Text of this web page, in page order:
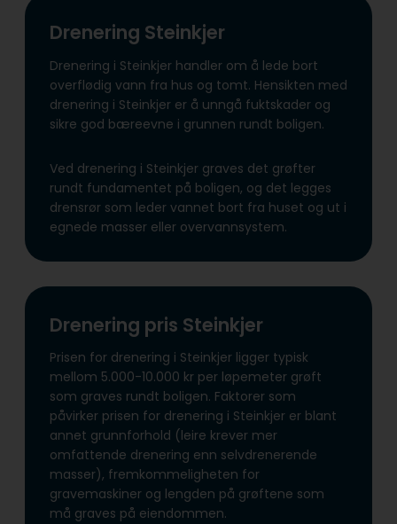
Drenering Steinkjer
Drenering i Steinkjer handler om å lede bort
overflødig vann fra hus og tomt. Hensikten med
drenering i Steinkjer er å unngå fuktskader og
sikre god bæreevne i grunnen rundt boligen.
Ved drenering i Steinkjer graves det grøfter
rundt fundamentet på boligen, og det legges
drensrør som leder vannet bort fra huset og ut i
egnede masser eller overvannsystem.
Drenering pris Steinkjer
Prisen for drenering i Steinkjer ligger typisk
mellom 5.000-10.000 kr per løpemeter grøft
som graves rundt boligen. Faktorer som
påvirker prisen for drenering i Steinkjer er blant
annet grunnforhold (leire krever mer
omfattende drenering enn selvdrenerende
masser), fremkommeligheten for
gravemaskiner og lengden på grøftene som
må graves på eiendommen.